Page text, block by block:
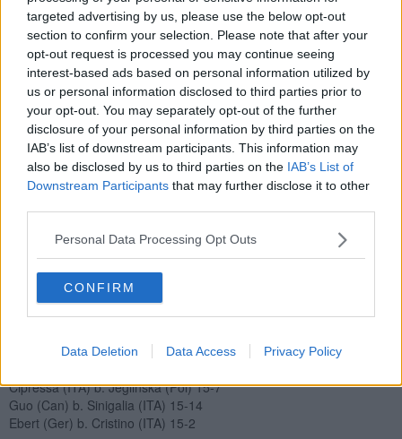
targeted advertising by us, please use the below opt-out
section to confirm your selection. Please note that after your
opt-out request is processed you may continue seeing
interest-based ads based on personal information utilized by
us or personal information disclosed to third parties prior to
your opt-out. You may separately opt-out of the further
disclosure of your personal information by third parties on the
IAB’s list of downstream participants. This information may
also be disclosed by us to third parties on the IAB’s List of
Downstream Participants that may further disclose it to other
Personal Data Processing Opt Outs
CONFIRM
Data Deletion Data Access Privacy Policy
(Serbia), 10 dicembre 2022
Finale
Volpi (ITA) b. Ebert (Ger) 15-6
Semifinali
Volpi (ITA) b. Palumbo (ITA) 15-8
Ebert (Ger) b. Kiefer (Usa) 15-13
Quarti
Volpi (ITA) b. Cipressa (ITA) 15-6
Palumbo (ITA) b. Walczyk Klimaszyk (Pol) 14-12
Ebert (Ger) b. Ranvier (Fra) 15-9
Kiefer (Usa) b. Azuma (Jpn) 15-9
Tabellone dei 16
Volpi (ITA) b. Tangherlini (ITA) 15-6
Palumbo (ITA) b. Oh (Kor) 15-8
Cipressa (ITA) b. Guo (Can) 15-6
Tabellone dei 32
Palumbo (ITA) b. Stutchbury (Gbr) 10-9
Cipressa (ITA) b. Jeglinska (Pol) 15-7
Guo (Can) b. Sinigalia (ITA) 15-14
Ebert (Ger) b. Cristino (ITA) 15-2